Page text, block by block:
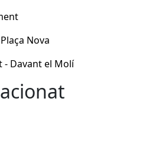
Nova
- Davant el Molí